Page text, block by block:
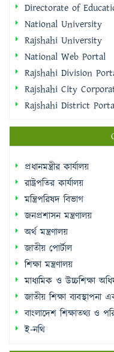
Directorate of
National University
Rajshahi University
National Web Portal
Rajshahi Division
Rajshahi City
Rajshahi District
প্রধানমন্ত্রীর কার্যালয়
রাষ্ট্রপতির কার্যালয়
মন্ত্রিপরিষদ বিভাগ
জনপ্রশাসন মন্ত্রণালয়
অর্থ মন্ত্রণালয়
জাতীয় পোর্টাল
শিক্ষা মন্ত্রণালয়
মাধ্যমিক ও উচ্চশিক্ষা
জাতীয় শিক্ষা ব্যবস্থাপনা
বাংলাদেশ শিক্ষাতথ্য ও
ই-নথি